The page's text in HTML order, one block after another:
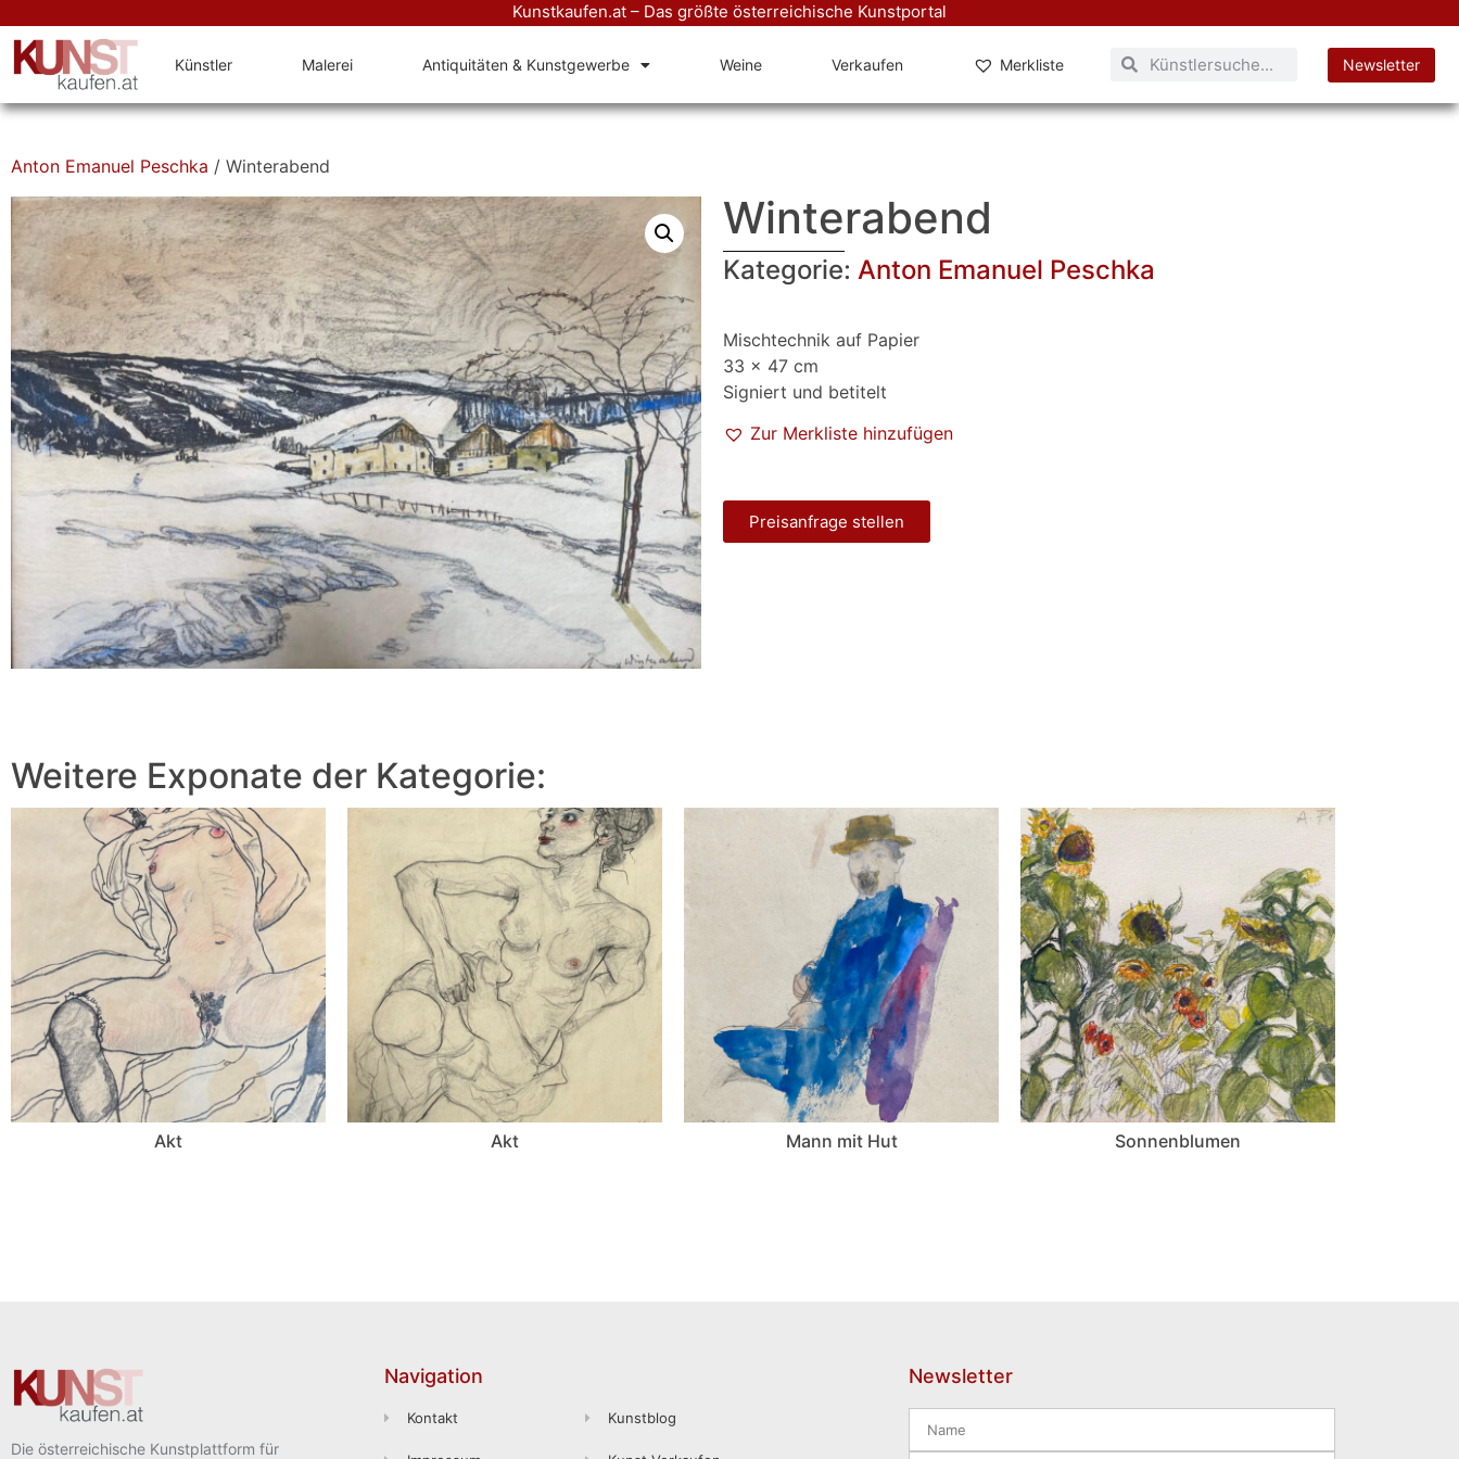
Kunstkaufen.at – Das größte österreichische Kunstportal
Künstler Malerei Antiquitäten & Kunstgewerbe Weine Verkaufen Merkliste Newsletter
Anton Emanuel Peschka / Winterabend
Winterabend
Kategorie: Anton Emanuel Peschka
Mischtechnik auf Papier
33 x 47 cm
Signiert und betitelt
Zur Merkliste hinzufügen
Preisanfrage stellen
Weitere Exponate der Kategorie:
Akt Akt Mann mit Hut Sonnenblumen
Die österreichische Kunstplattform für
Navigation
Kontakt Kunstblog
Newsletter